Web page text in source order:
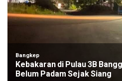
Bangkep
Kebakaran di Pulau 3B
Belum Padam Sejak Siang